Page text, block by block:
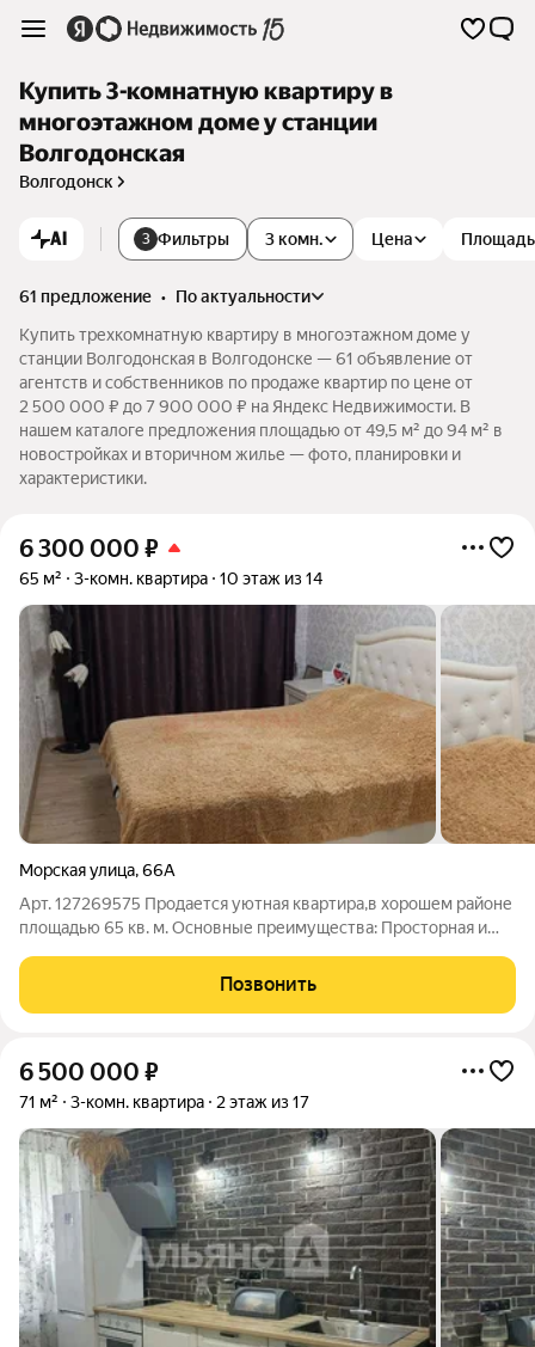
Купить 3-комнатную квартиру в
многоэтажном доме у станции
Волгодонская
Волгодонск
AI 3 Фильтры 3 комн. Цена Площадь
61 предложение •
по актуальности
Купить трехкомнатную квартиру в многоэтажном доме у
станции Волгодонская в Волгодонске — 61 объявление от
агентств и собственников по продаже квартир по цене от
2 500 000 ₽ до 7 900 000 ₽ на Яндекс Недвижимости. В
нашем каталоге предложения площадью от 49,5 м² до 94 м² в
новостройках и вторичном жилье — фото, планировки и
характеристики.
6 300 000 ₽
65 м² 3-комн. квартира 10 этаж из 14
Морская улица,66А
Арт. 127269575 Продается уютная квартира,в хорошем районе
площадью 65 кв. м. Основные преимущества: Просторная и
планировкой, где каждый квадратный метр используется с
максимальной пользой, так
Позвонить
6 500 000 ₽
71 м² 3-комн. квартира 2 этаж из 17